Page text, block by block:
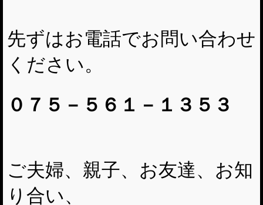
先ずはお電話でお問い合わせ
ください。
０７５－５６１－１３５３
ご夫婦、親子、お友達、お知
り合い、